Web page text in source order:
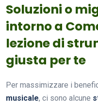
Soluzioni o
intorno a
lezione di
giusta per te
Per massimizzare i
musicale, ci sono alcune